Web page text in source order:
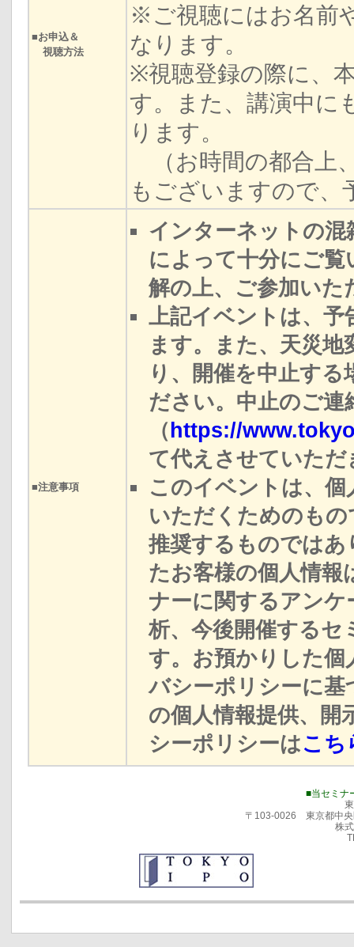
■お申込＆
視聴方法
※ご視聴にはお名前
なります。
※視聴登録の際に、
す。また、講演中に
ります。
（お時間の都合上
もございますので、
■注意事項
インターネットの
によって十分にご
解の上、ご参加い
上記イベントは、予
ます。また、天災
り、開催を中止す
ださい。中止のご連
（ https://
て代えさせていただ
このイベントは、
いただくためのも
推奨するものでは
たお客様の個人情報
ナーに関するアンケ
析、今後開催するセ
す。お預かりした
バシーポリシーに基
の個人情報提供、開
シーポリシーはこち
■当セミナ
〒103-0026 東京都中
株